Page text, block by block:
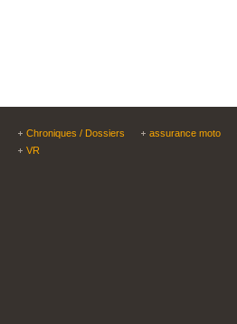
Chroniques / Dossiers assurance moto
VR